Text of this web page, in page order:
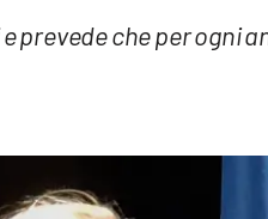
prevede che per ogni